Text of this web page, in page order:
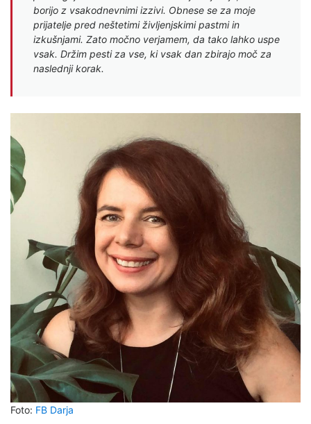
borijo z vsakodnevnimi izzivi. Obnese se za moje
prijatelje pred neštetimi življenjskimi pastmi in
izkušnjami. Zato močno verjamem, da tako lahko uspe
vsak. Držim pesti za vse, ki vsak dan zbirajo moč za
naslednji korak.
Foto: FB Darja